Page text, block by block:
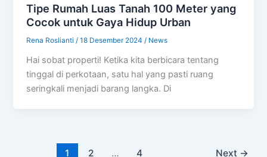
Tipe Rumah Luas Tanah 100 Meter yang
Cocok untuk Gaya Hidup Urban
Rena Roslianti/18 Desember 2024/ News
Hai sobat properti! Ketika kita berbicara tentang
tinggal di perkotaan, satu hal yang pasti ruang
seringkali menjadi barang langka. Di
1 2 … 4 Next →